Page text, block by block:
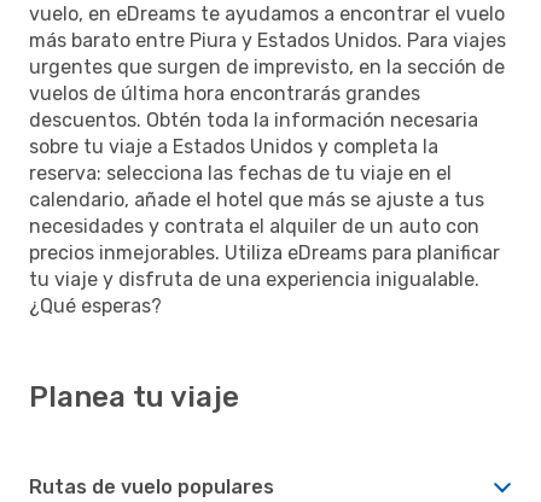
vuelo, en eDreams te ayudamos a encontrar el vuelo
más barato entre Piura y Estados Unidos. Para viajes
urgentes que surgen de imprevisto, en la sección de
vuelos de última hora encontrarás grandes
descuentos. Obtén toda la información necesaria
sobre tu viaje a Estados Unidos y completa la
reserva: selecciona las fechas de tu viaje en el
calendario, añade el hotel que más se ajuste a tus
necesidades y contrata el alquiler de un auto con
precios inmejorables. Utiliza eDreams para planificar
tu viaje y disfruta de una experiencia inigualable.
¿Qué esperas?
Planea tu viaje
Rutas de vuelo populares